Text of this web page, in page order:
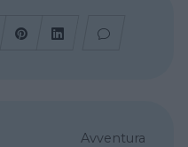
Avventura